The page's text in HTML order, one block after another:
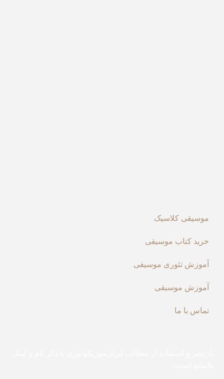
موسیقی کلاسیک
خرید کتاب موسیقی
آموزش تئوری موسیقی
آموزش موسیقی
تماس با ما